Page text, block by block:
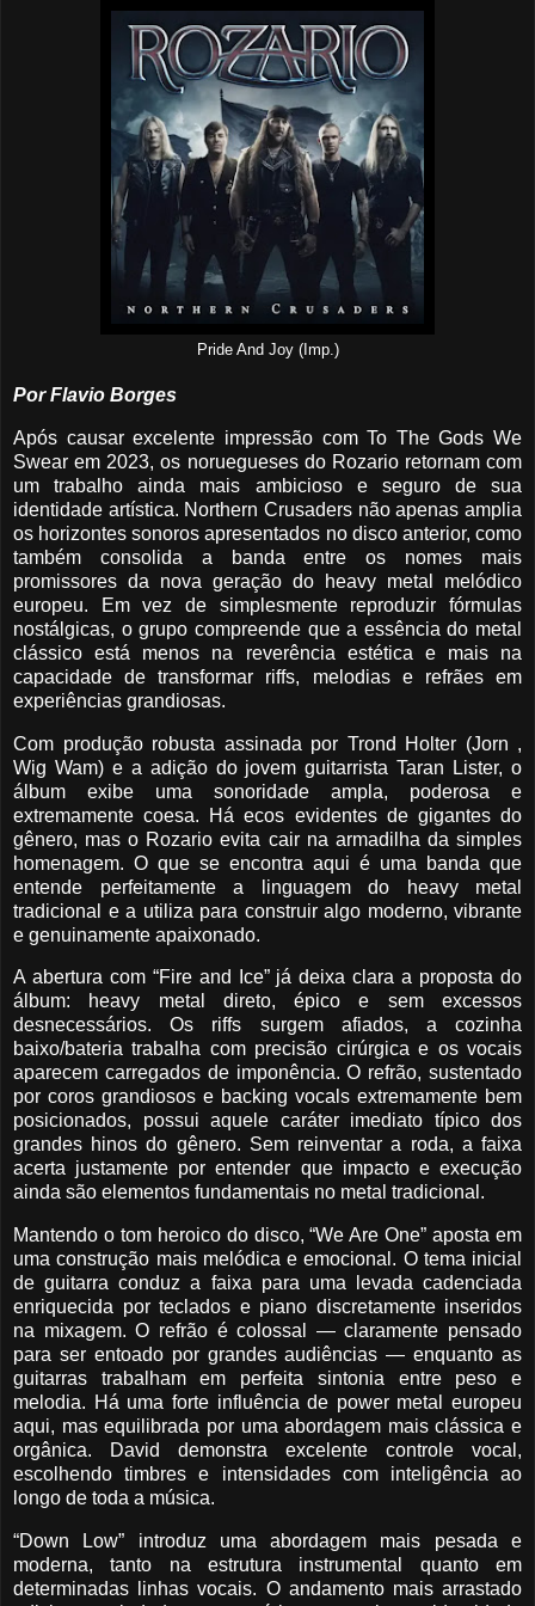
Pride And Joy (Imp.)
Por Flavio Borges
Após causar excelente impressão com To The Gods We
Swear em 2023, os noruegueses do Rozario retornam com
um trabalho ainda mais ambicioso e seguro de sua
identidade artística. Northern Crusaders não apenas amplia
os horizontes sonoros apresentados no disco anterior, como
também consolida a banda entre os nomes mais
promissores da nova geração do heavy metal melódico
europeu. Em vez de simplesmente reproduzir fórmulas
nostálgicas, o grupo compreende que a essência do metal
clássico está menos na reverência estética e mais na
capacidade de transformar riffs, melodias e refrães em
experiências grandiosas.
Com produção robusta assinada por Trond Holter (Jorn ,
Wig Wam) e a adição do jovem guitarrista Taran Lister, o
álbum exibe uma sonoridade ampla, poderosa e
extremamente coesa. Há ecos evidentes de gigantes do
gênero, mas o Rozario evita cair na armadilha da simples
homenagem. O que se encontra aqui é uma banda que
entende perfeitamente a linguagem do heavy metal
tradicional e a utiliza para construir algo moderno, vibrante
e genuinamente apaixonado.
A abertura com “Fire and Ice” já deixa clara a proposta do
álbum: heavy metal direto, épico e sem excessos
desnecessários. Os riffs surgem afiados, a cozinha
baixo/bateria trabalha com precisão cirúrgica e os vocais
aparecem carregados de imponência. O refrão, sustentado
por coros grandiosos e backing vocals extremamente bem
posicionados, possui aquele caráter imediato típico dos
grandes hinos do gênero. Sem reinventar a roda, a faixa
acerta justamente por entender que impacto e execução
ainda são elementos fundamentais no metal tradicional.
Mantendo o tom heroico do disco, “We Are One” aposta em
uma construção mais melódica e emocional. O tema inicial
de guitarra conduz a faixa para uma levada cadenciada
enriquecida por teclados e piano discretamente inseridos
na mixagem. O refrão é colossal — claramente pensado
para ser entoado por grandes audiências — enquanto as
guitarras trabalham em perfeita sintonia entre peso e
melodia. Há uma forte influência de power metal europeu
aqui, mas equilibrada por uma abordagem mais clássica e
orgânica. David demonstra excelente controle vocal,
escolhendo timbres e intensidades com inteligência ao
longo de toda a música.
“Down Low” introduz uma abordagem mais pesada e
moderna, tanto na estrutura instrumental quanto em
determinadas linhas vocais. O andamento mais arrastado